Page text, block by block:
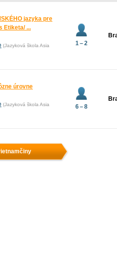
jazyka pre
Etiketa/ ...
(Jazyková škola Asia
1 – 2
úrovne
(Jazyková škola Asia
6 – 8